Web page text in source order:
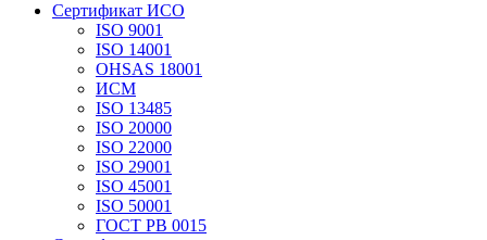
Сертификат ИСО
ISO 9001
ISO 14001
OHSAS 18001
ИСМ
ISO 13485
ISO 20000
ISO 22000
ISO 29001
ISO 45001
ISO 50001
ГОСТ РВ 0015